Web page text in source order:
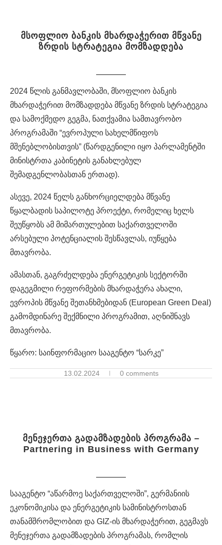
მსოფლიო ბანკის მხარდაჭერით მწვანე
ზრდის სტრატეგია მომზადდება
2024 წლის განმავლობაში, მსოფლიო ბანკის
მხარდაჭერით მომზადდება მწვანე ზრდის სტრატეგია
და სამოქმედო გეგმა, ნათქვამია სამთავრობო
პროგრამაში “ევროპული სახელმწიფოს
მშენებლობისთვის” (წარდგენილი იყო პარლამენტში
მინისტრთა კაბინეტის განახლებულ
შემადგენლობასთან ერთად).
ასევე, 2024 წელს განხორციელდება მწვანე
წყალბადის საპილოტე პროექტი, რომელიც ხელს
შეუწყობს ამ მიმართულებით საქართველოში
არსებული პოტენციალის შესწავლას, იუწყება
მთავრობა.
ამასთან, გაგრძელდება ენერგეტიკის სექტორში
დაგეგმილი რეფორმების მხარდაჭერა ახალი,
ევროპის მწვანე შეთანხმებიდან (European Green Deal)
გამომდინარე შექმნილი პროგრამით, აღნიშნავს
მთავრობა.
წყარო: საინფორმაციო სააგენტო “სარკე”
13.02.2024 0 comments
მენეჯერთა გადამზადების პროგრამა –
Partnering in Business with Germany
სააგენტო “აწარმოე საქართველოში”, გერმანიის
ეკონომიკისა და ენერგეტიკის სამინისტროსთან
თანამშრომლობით და GIZ-ის მხარდაჭერით, გეგმავს
მენეჯერთა გადამზადების პროგრამას, რომლის